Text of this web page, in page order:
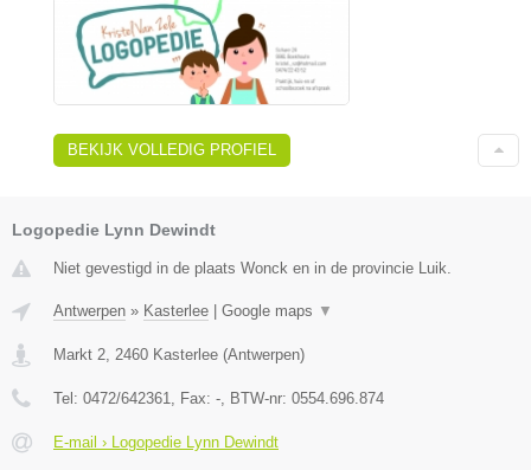
BEKIJK VOLLEDIG PROFIEL
Logopedie Lynn Dewindt
Niet gevestigd in de plaats Wonck en in de provincie Luik.
Antwerpen » Kasterlee Google maps ▼
Markt 2, 2460 Kasterlee (Antwerpen)
Tel: 0472/642361, Fax: -, BTW-nr: 0554.696.874
E-mail › Logopedie Lynn Dewindt